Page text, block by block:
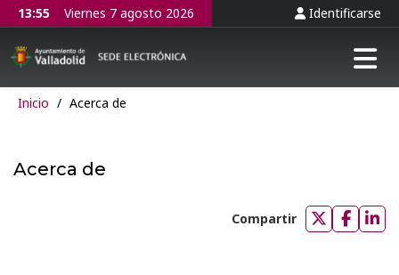
13:55 Viernes 7 agosto 2026 Identificarse
Inicio / Acerca de
Acerca de
Compartir
Compartir